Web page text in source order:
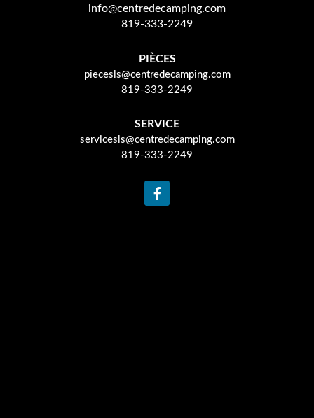
info@centredecamping.com
819-333-2249
PIÈCES
piecesls@centredecamping.com
819-333-2249
SERVICE
servicesls@centredecamping.com
819-333-2249
F